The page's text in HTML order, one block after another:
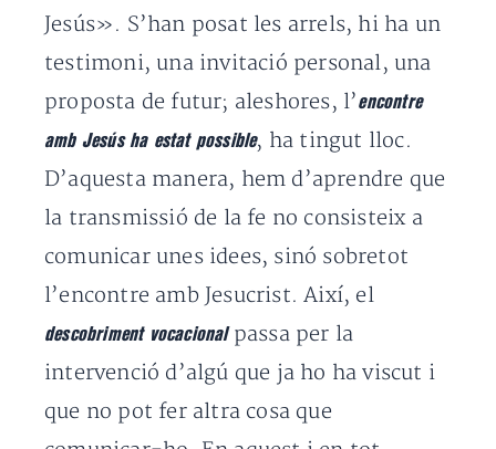
Jesús». S’han posat les arrels, hi ha un
testimoni, una invitació personal, una
proposta de futur; aleshores, l’ encontre
amb Jesús ha estat possible, ha tingut lloc.
D’aquesta manera, hem d’aprendre que
la transmissió de la fe no consisteix a
comunicar unes idees, sinó sobretot
l’encontre amb Jesucrist. Així, el
descobriment vocacionalpassa per la
intervenció d’algú que ja ho ha viscut i
que no pot fer altra cosa que